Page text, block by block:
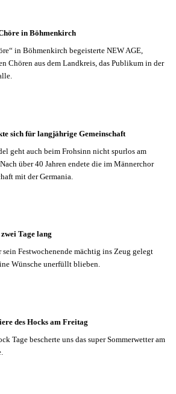
in Böhmenkirch
in Böhmenkirch begeisterte NEW AGE,
Chören aus dem Landkreis, das Publikum in der
sich für langjährige Gemeinschaft
geht auch beim Frohsinn nicht spurlos am
über 40 Jahren endete die im Männerchor
mit der Germania.
Tage lang
Festwochenende mächtig ins Zeug gelegt
Wünsche unerfüllt blieben.
des Hocks am Freitag
Tage bescherte uns das super Sommerwetter am